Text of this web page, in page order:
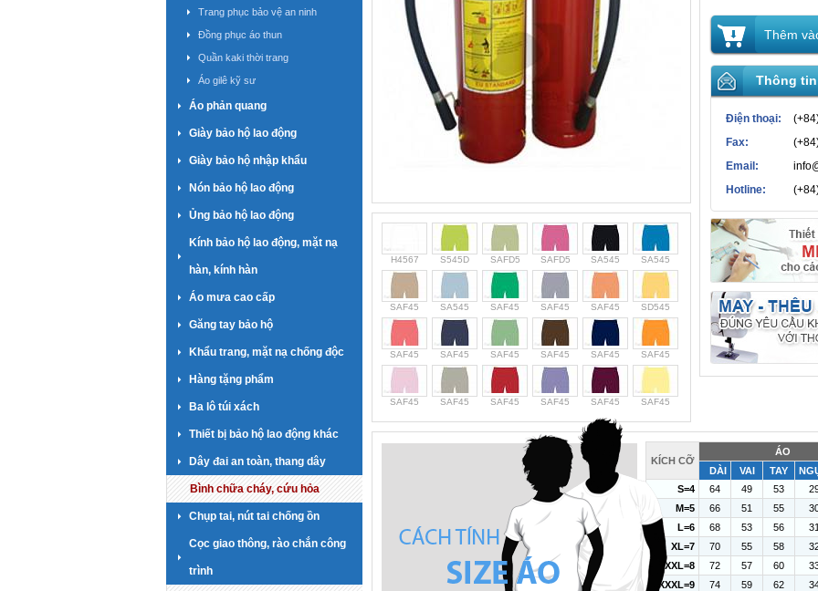
H4567 S545D SAFD5 SAFD5 SA545 SA545
SAF45 SA545 SAF45 SAF45 SAF45 SD545
SAF45 SAF45 SAF45 SAF45 SAF45 SAF45
SAF45 SAF45 SAF45 SAF45 SAF45 SAF45
Thêm
Thông
Điện thoại:
Fax:
Email:
Hotline:
KÍCH CỠ
ÁO
DÀI
VAI TAY
S=4
64 49 53
M=5
66 51 55
L=6
68 53 56
XL=7
70 55 58
XXL=8
72 57 60
XXXL=9
74 59 62
Trang phục bảo vệ an ninh
Đồng phục áo thun
Quần kaki thời trang
Áo gilê kỹ sư
Áo phản quang
Giày bảo hộ lao động
Giày bảo hộ nhập khẩu
Nón bảo hộ lao động
Ủng bảo hộ lao động
Kính bảo hộ lao động, mặt nạ
hàn, kính hàn
Áo mưa cao cấp
Găng tay bảo hộ
Khẩu trang, mặt nạ chống độc
Hàng tặng phẩm
Ba lô túi xách
Thiết bị bảo hộ lao động khác
Dây đai an toàn, thang dây
Bình chữa cháy, cứu hỏa
Chụp tai, nút tai chống ồn
Cọc giao thông, rào chắn công
trình